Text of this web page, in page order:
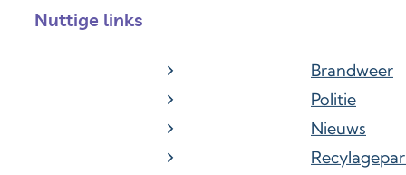
Nuttige links
Brandweer
Politie
Nieuws